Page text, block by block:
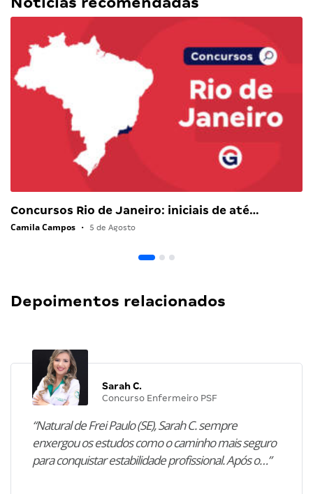
Concursos Rio de Janeiro: iniciais de até…
Camila Campos • 5 de Agosto
Depoimentos relacionados
Sarah C.
Concurso Enfermeiro PSF
“Natural de Frei Paulo (SE), Sarah C. sempre
enxergou os estudos como o caminho mais seguro
para conquistar estabilidade profissional. Após o…”